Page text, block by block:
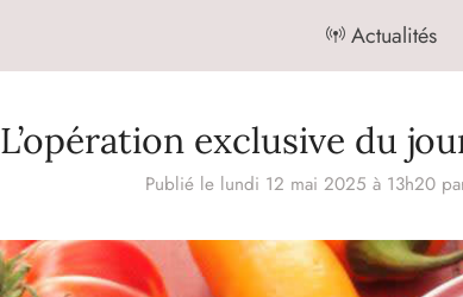
Actualités
L’opération exclusive du
Publié le lundi 12 mai 2025 à 13h20